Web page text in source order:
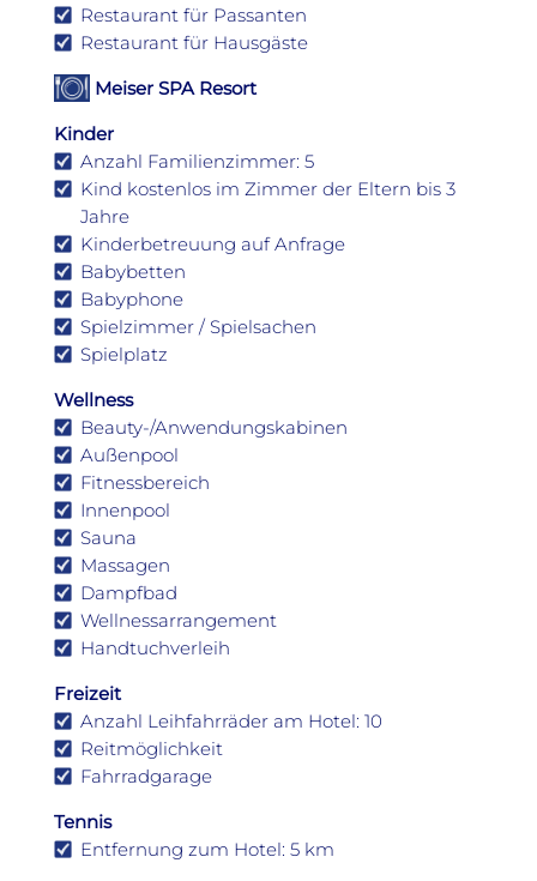
Restaurant für Passanten
Restaurant für Hausgäste
Meiser SPA Resort
Kinder
Anzahl Familienzimmer: 5
Kind kostenlos im Zimmer der Eltern bis 3
Jahre
Kinderbetreuung auf Anfrage
Babybetten
Babyphone
Spielzimmer / Spielsachen
Spielplatz
Wellness
Beauty-/Anwendungskabinen
Außenpool
Fitnessbereich
Innenpool
Sauna
Massagen
Dampfbad
Wellnessarrangement
Handtuchverleih
Freizeit
Anzahl Leihfahrräder am Hotel: 10
Reitmöglichkeit
Fahrradgarage
Tennis
Entfernung zum Hotel: 5 km